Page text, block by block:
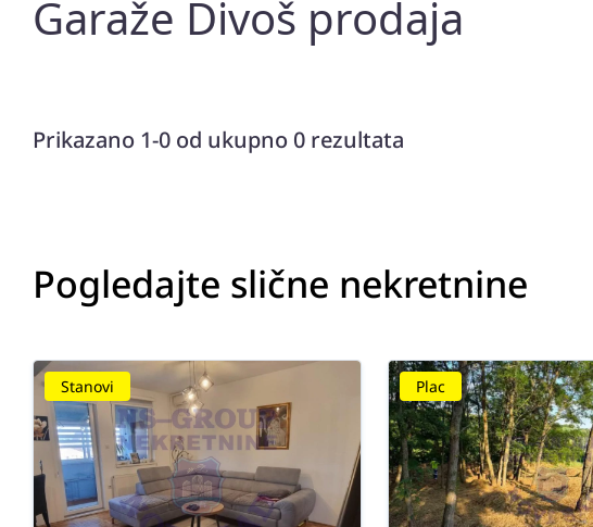
Garaže Divoš prodaja
Prikazano 1-0 od ukupno 0 rezultata
Pogledajte slične nekretnine
Stanovi Plac